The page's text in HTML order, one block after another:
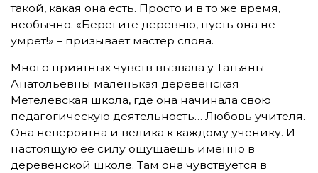
такой, какая она есть. Просто и в то же время,
необычно. «Берегите деревню, пусть она не
умрет!» – призывает мастер слова.
Много приятных чувств вызвала у Татьяны
Анатольевны маленькая деревенская
Метелевская школа, где она начинала свою
педагогическую деятельность… Любовь учителя.
Она невероятна и велика к каждому ученику. И
настоящую её силу ощущаешь именно в
деревенской школе. Там она чувствуется в